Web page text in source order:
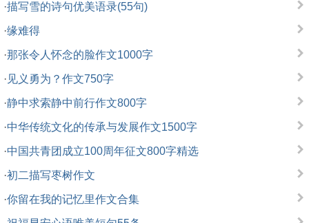
·描写雪的诗句优美语录(55句)
·缘难得
·那张令人怀念的脸作文1000字
· 见义勇为？作文750字
·静中求索静中前行作文800字
·中华传统文化的传承与发展作文1500字
·中国共青团成立100周年征文800字精选
·初二描写枣树作文
·你留在我的记忆里作文合集